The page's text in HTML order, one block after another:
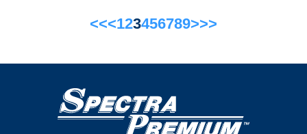
<<<123456789>>>